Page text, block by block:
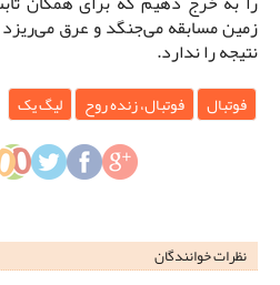
زمین مسابقه می‌جنگد و عرق
نتیجه را ندارد.
فوتبال فوتبال، زنده روح لیگ یک
نظرات خوانندگان